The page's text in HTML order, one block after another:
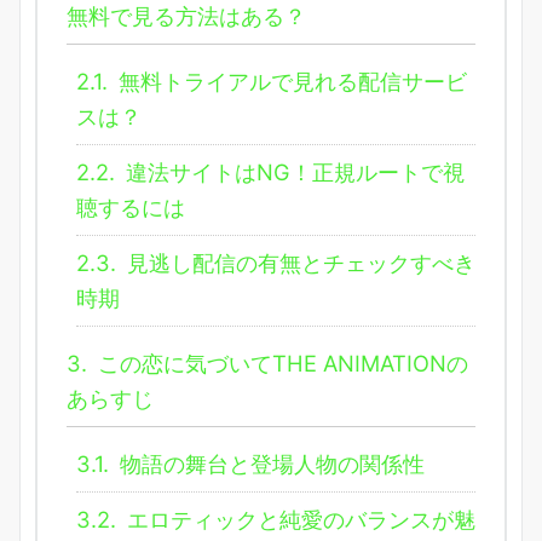
無料で見る方法はある？
2.1. 無料トライアルで見れる配信サービ
スは？
2.2. 違法サイトはNG！正規ルートで視
聴するには
2.3. 見逃し配信の有無とチェックすべき
時期
3. この恋に気づいてTHE ANIMATIONの
あらすじ
3.1. 物語の舞台と登場人物の関係性
3.2. エロティックと純愛のバランスが魅